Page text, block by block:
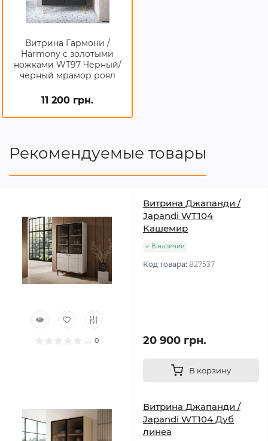
Витрина Гармони /
Harmony с золотыми
ножками WT97 Черный/
черный мрамор роял
11 200 грн.
Рекомендуемые товары
0
Витрина Джапанди /
Japandi WT104
Кашемир
В наличии
Код товара: 827537
20 900 грн.
В корзину
Витрина Джапанди /
Japandi WT104 Дуб
линеа